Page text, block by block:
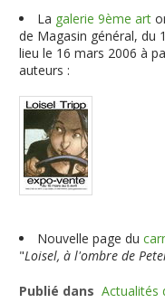
La galerie 9ème art
de Magasin général, du
lieu le 16 mars 2006 à
auteurs :
Nouvelle page du
"Loisel, à l'ombre de
Publié dans Actualités